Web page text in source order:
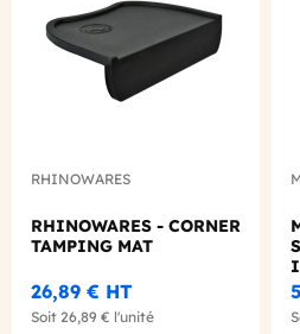
RHINOWARES
RHINOWARES - CORNER
TAMPING MAT
26,89 € HT
Soit 26,89 € l'unité